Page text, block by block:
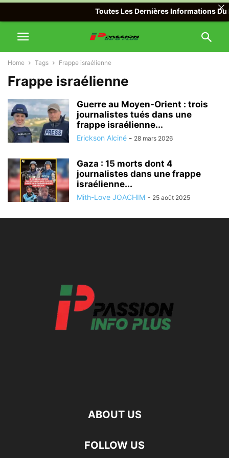
Home Tags Frappe israélienne
Frappe israélienne
Guerre au Moyen-Orient : trois
journalistes tués dans une
frappe israélienne...
Erickson Alciné - 28 mars 2026
Gaza : 15 morts dont 4
journalistes dans une frappe
israélienne...
Mith-Love JOACHIM - 25 août 2025
ABOUT US
FOLLOW US
Toutes Les Dernières Informations